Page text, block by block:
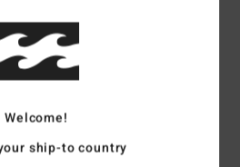
Bewertungen
empfehlen dieses Produkt
Welcome!
ship-to country